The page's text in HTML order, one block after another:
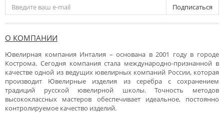
Подписаться
О КОМПАНИИ
Ювелирная компания Инталия – основана в 2001 году в городе
Кострома. Сегодня компания стала международно-признанной в
качестве одной из ведущих ювелирных компаний России, которая
производит Ювелирные изделия из серебра с сохранением
традиций русской ювелирной школы. Точность методов
высококлассных мастеров обеспечивает идеальное, постоянно
контролируемое качество изделий.